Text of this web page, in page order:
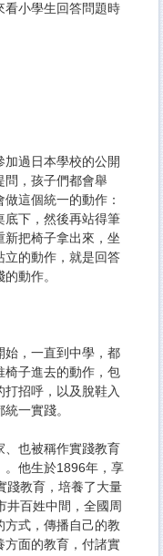
看小學生回答問題時
過日本學校的公開
問，孩子們都會舉
這個統一的動作：
底下，然後再站得筆
新把椅子拿出來，坐
立的動作，就是回答
動作。
始，一直到中學，都
椅子進去的動作，包
招呼，以及脫鞋入
一實踐。
、也被稱作實踐教育
。他生於1896年，享
踐教育，培養了大量
井百姓中間，全國周
方式，傳播自己的教
方面的教育，付諸實